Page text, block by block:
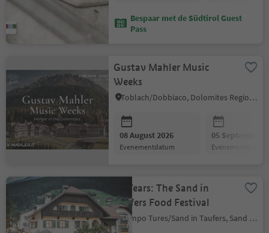
Bespaar met de Südtirol Guest
Pass
Gustav Mahler Music
Weeks
Toblach/Dobbiaco, Dolomites Region 3 Zinnen
08 August 2026
evenementdatum
05 September
evenementdatum
30 Years: The Sand in
Taufers Food Festival
Campo Tures/Sand in Taufers, Sand in Taufers/Campo Tures, Ahrntal/Valle Aurina